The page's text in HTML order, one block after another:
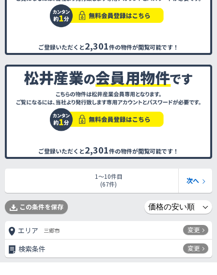
ご登録いただくと2,301件の物件が閲覧可能です！
ご登録いただくと2,301件の物件が閲覧可能です！
1〜10件目
(67件)
次へ
この条件を保存
エリア 三郷市 変更
検索条件 変更